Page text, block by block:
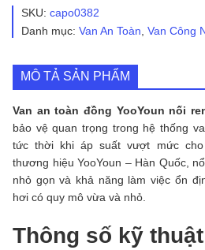
đồng
nối
model
SFL-
S1
số
lượng
SKU: capo0382
Danh mục: Van An Toàn, Van Công
MÔ TẢ SẢN PHẨM
Van an toàn đồng YooYoun nối
bảo vệ quan trọng trong hệ thống
tức thời khi áp suất vượt mức
thương hiệu YooYoun – Hàn Quốc,
nhỏ gọn và khả năng làm việc ổn
hơi có quy mô vừa và nhỏ.
Thông số kỹ